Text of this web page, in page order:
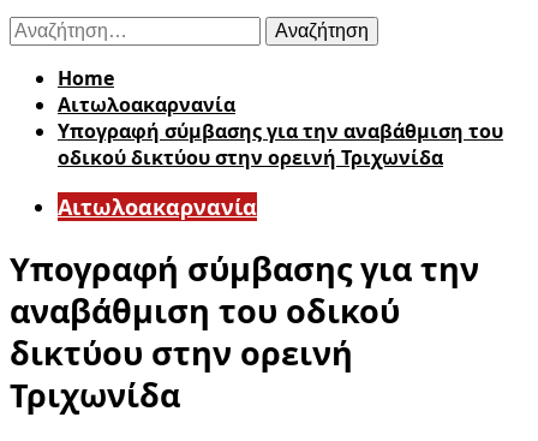
Αναζήτηση
για:
Home
Αιτωλοακαρνανία
Υπογραφή σύμβασης για την αναβάθμιση του
οδικού δικτύου στην ορεινή Τριχωνίδα
Αιτωλοακαρνανία
Υπογραφή σύμβασης για την
αναβάθμιση του οδικού
δικτύου στην ορεινή
Τριχωνίδα